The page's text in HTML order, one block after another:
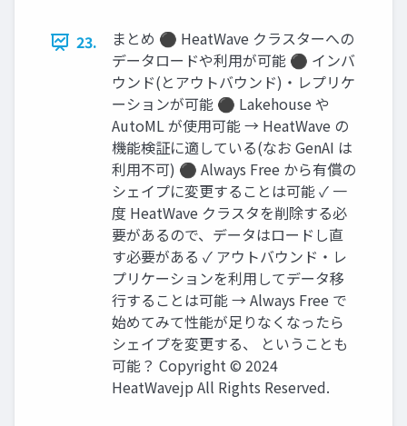
23.
まとめ ⚫ HeatWave クラスターへの
データロードや利用が可能 ⚫ インバ
ウンド(とアウトバウンド)・レプリケ
ーションが可能 ⚫ Lakehouse や
AutoML が使用可能 → HeatWave の
機能検証に適している(なお GenAI は
利用不可) ⚫ Always Free から有償の
シェイプに変更することは可能 ✓ 一
度 HeatWave クラスタを削除する必
要があるので、データはロードし直
す必要がある ✓ アウトバウンド・レ
プリケーションを利用してデータ移
行することは可能 → Always Free で
始めてみて性能が足りなくなったら
シェイプを変更する、 ということも
可能？ Copyright © 2024
HeatWavejp All Rights Reserved.